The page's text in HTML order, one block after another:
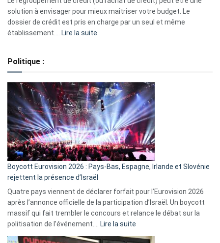
2023
solution à envisager pour mieux maîtriser votre budget. Le
dossier de crédit est pris en charge par un seul et même
établissement.…
Lire la suite
ça
marche
?
Politique :
Boycott Eurovision 2026 : Pays-Bas, Espagne, Irlande et Slovénie
rejettent la présence d’Israël
Quatre pays viennent de déclarer forfait pour l’Eurovision 2026
après l’annonce officielle de la participation d’Israël. Un boycott
massif qui fait trembler le concours et relance le débat sur la
politisation de l’événement.…
Lire la suite